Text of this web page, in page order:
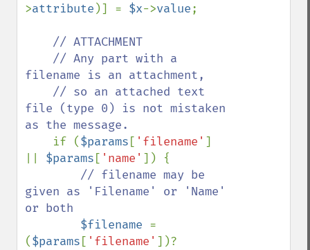
>attribute )] = $x->value;
// ATTACHMENT
filename is an attachment,
file (type 0) is not mistaken
as the message.
if ($params [ 'filename' ]
$params [ 'name' ]) {
// filename may be
given as 'Filename' or 'Name'
or both
$filename =
($params [ 'filename'